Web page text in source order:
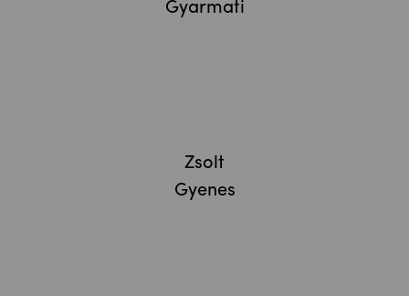
Gyarmati
Zsolt
Gyenes